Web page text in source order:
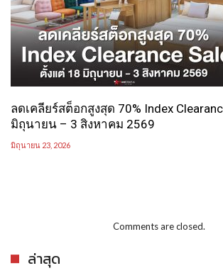
ลดเคลียร์สต็อกสูงสุด 70% Index
มิถุนายน – 3 สิงหาคม 2569
มิถุนายน 23, 2026
Comments are closed.
ล่าสุด